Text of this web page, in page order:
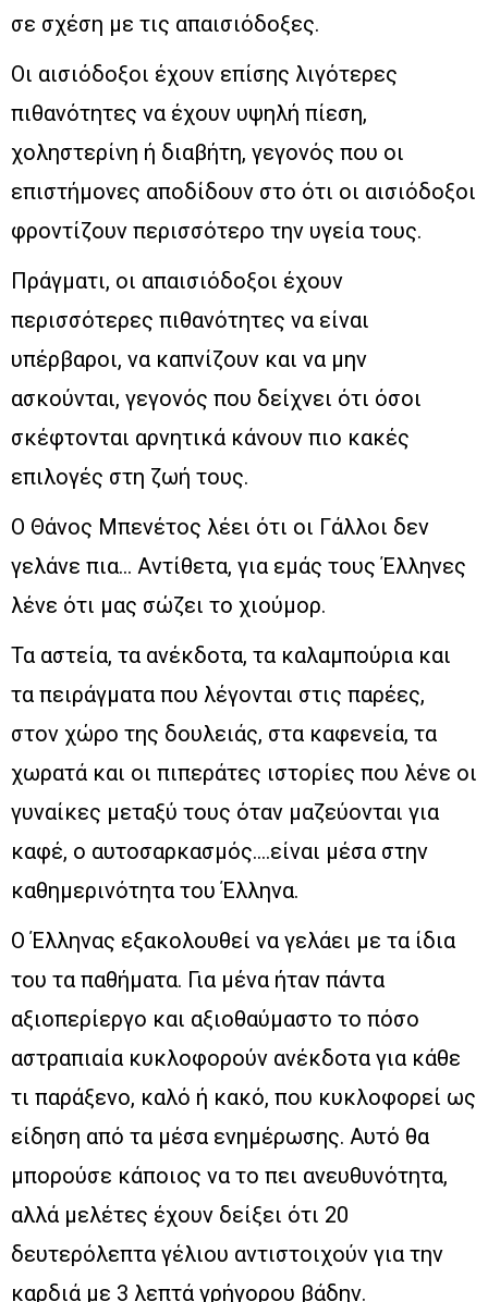
σε σχέση με τις απαισιόδοξες.
Οι αισιόδοξοι έχουν επίσης λιγότερες
πιθανότητες να έχουν υψηλή πίεση,
χοληστερίνη ή διαβήτη, γεγονός που οι
επιστήμονες αποδίδουν στο ότι οι αισιόδοξοι
φροντίζουν περισσότερο την υγεία τους.
Πράγματι, οι απαισιόδοξοι έχουν
περισσότερες πιθανότητες να είναι
υπέρβαροι, να καπνίζουν και να μην
ασκούνται, γεγονός που δείχνει ότι όσοι
σκέφτονται αρνητικά κάνουν πιο κακές
επιλογές στη ζωή τους.
Ο Θάνος Μπενέτος λέει ότι οι Γάλλοι δεν
γελάνε πια… Αντίθετα, για εμάς τους Έλληνες
λένε ότι μας σώζει το χιούμορ.
Τα αστεία, τα ανέκδοτα, τα καλαμπούρια και
τα πειράγματα που λέγονται στις παρέες,
στον χώρο της δουλειάς, στα καφενεία, τα
χωρατά και οι πιπεράτες ιστορίες που λένε οι
γυναίκες μεταξύ τους όταν μαζεύονται για
καφέ, ο αυτοσαρκασμός….είναι μέσα στην
καθημερινότητα του Έλληνα.
Ο Έλληνας εξακολουθεί να γελάει με τα ίδια
του τα παθήματα. Για μένα ήταν πάντα
αξιοπερίεργο και αξιοθαύμαστο το πόσο
αστραπιαία κυκλοφορούν ανέκδοτα για κάθε
τι παράξενο, καλό ή κακό, που κυκλοφορεί ως
είδηση από τα μέσα ενημέρωσης. Αυτό θα
μπορούσε κάποιος να το πει ανευθυνότητα,
αλλά μελέτες έχουν δείξει ότι 20
δευτερόλεπτα γέλιου αντιστοιχούν για την
καρδιά με 3 λεπτά γρήγορου βάδην.